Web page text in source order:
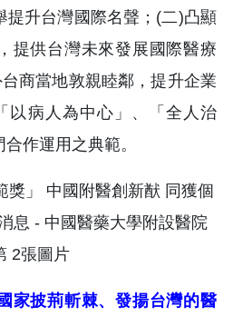
提升台灣國際名聲；(二)凸顯
提供台灣未來發展國際醫療
商當地敦親睦鄰，提升企業
以病人為中心」、「全人治
作運用之典範。
家披荊斬棘、發揚台灣的醫